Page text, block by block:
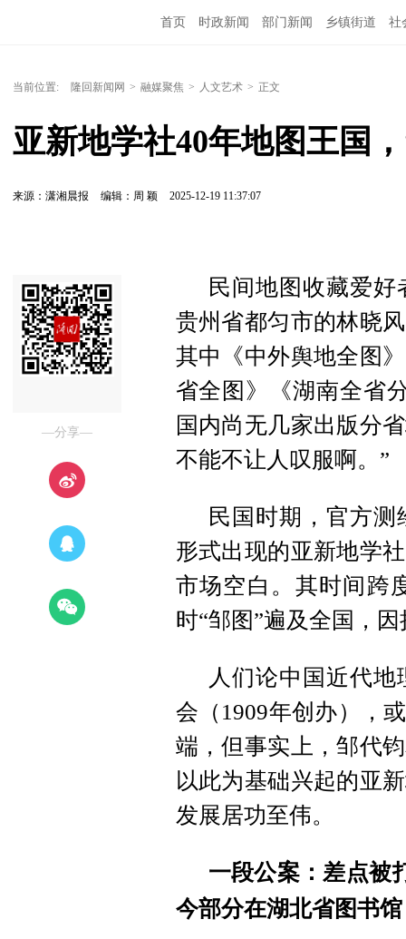
首页 时政新闻 部门新闻 乡镇街道 社
当前位置: 隆回新闻网 > 融媒聚焦 > 人文艺术 > 正文
亚新地学社40年地图王国
来源：潇湘晨报 编辑：周 颖 2025-12-19 11:37:07
—分享—
民间地图收藏爱
贵州省都匀市的林晓
其中《中外舆地全图
省全图》《湖南全省
国内尚无几家出版分
不能不让人叹服啊。”
民国时期，官方
形式出现的亚新地学
市场空白。其时间跨
时“邹图”遍及全国，
人们论中国近代
会（1909年创办），
端，但事实上，邹代
以此为基础兴起的亚
发展居功至伟。
一段公案：差点被
今部分在湖北省图书馆